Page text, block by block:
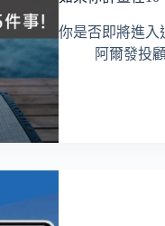
你是否即將進
阿爾發投